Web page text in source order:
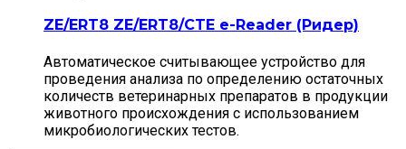
ZE/ERT8 ZE/ERT8/CTE e-Reader (Ридер)
Автоматическое считывающее устройство для
проведения анализа по определению остаточных
количеств ветеринарных препаратов в продукции
животного происхождения с использованием
микробиологических тестов.